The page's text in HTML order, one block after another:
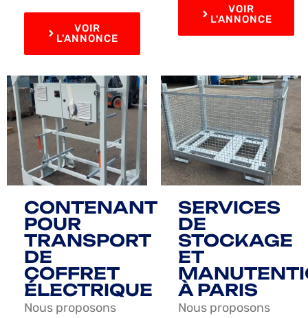
VOIR
L'ANNONCE
VOIR
L'ANNONCE
CONTENANT
POUR
TRANSPORT
DE
COFFRET
ÉLECTRIQUE
Nous proposons
SERVICES
DE
STOCKAGE
ET
À PARIS
Nous proposons